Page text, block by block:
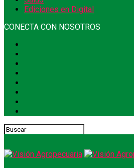
Ediciones en Digital
CONECTA CON NOSOTROS